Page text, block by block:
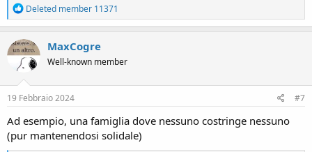
R
e
a
c
t
n
s
Deleted member 11371
MaxCogre
Well-known member
19 Febbraio 2024 #7
Ad esempio, una famiglia dove nessuno costringe nessuno
(pur mantenendosi solidale)